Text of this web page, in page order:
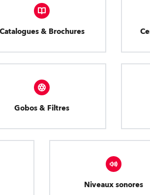
Catalogues & Brochures
Gobos & Filtres
Niveaux sonores